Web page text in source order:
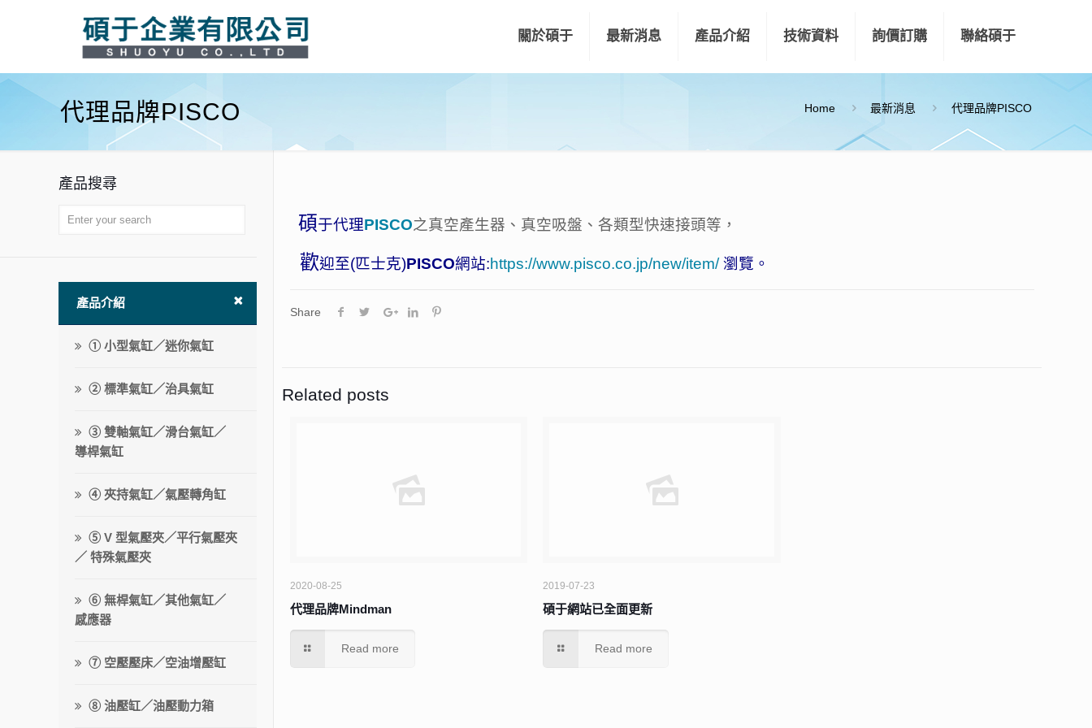
關於碩于 最新消息 產品介紹 技術資料 詢價訂購 聯絡碩于
代理品牌PISCO Home 最新消息 代理品牌PISCO
碩于代理PISCO之真空產生器、真空吸盤、各類型快速接頭等，
歡迎至(匹士克)PISCO網站:https://www.pisco.co.jp/new/item/瀏覽。
Share
Related posts
2020-08-25
代理品牌Mindman
Read more
2019-07-23
碩于網站已全面更新
Read more
產品搜尋
產品介紹
① 小型氣缸／迷你氣缸
② 標準氣缸／治具氣缸
③ 雙軸氣缸／滑台氣缸／
導桿氣缸
④ 夾持氣缸／氣壓轉角缸
⑤ V 型氣壓夾／平行氣壓夾
／ 特殊氣壓夾
⑥ 無桿氣缸／其他氣缸／
感應器
⑦ 空壓壓床／空油增壓缸
⑧ 油壓缸／油壓動力箱